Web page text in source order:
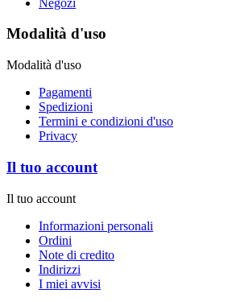
Modalità d'uso
Modalità d'uso
Pagamenti
Spedizioni
Termini e condizioni d'uso
Privacy
Il tuo account
Il tuo account
Informazioni personali
Ordini
Note di credito
Indirizzi
I miei avvisi